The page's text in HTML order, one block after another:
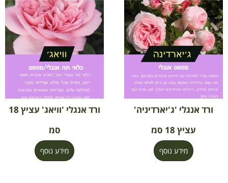
ורד אנגלי 'ג'יארדיניה'
עציץ 18 סמ
מידע נוסף
ורד אנגלי 'וויאג' עציץ 18
סמ
מידע נוסף